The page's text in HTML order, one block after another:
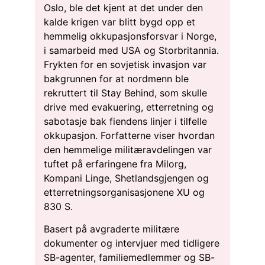
Oslo, ble det kjent at det under den
kalde krigen var blitt bygd opp et
hemmelig okkupasjonsforsvar i Norge,
i samarbeid med USA og Storbritannia.
Frykten for en sovjetisk invasjon var
bakgrunnen for at nordmenn ble
rekruttert til Stay Behind, som skulle
drive med evakuering, etterretning og
sabotasje bak fiendens linjer i tilfelle
okkupasjon. Forfatterne viser hvordan
den hemmelige militæravdelingen var
tuftet på erfaringene fra Milorg,
Kompani Linge, Shetlandsgjengen og
etterretningsorganisasjonene XU og
830 S.
Basert på avgraderte militære
dokumenter og intervjuer med tidligere
SB-agenter, familiemedlemmer og SB-